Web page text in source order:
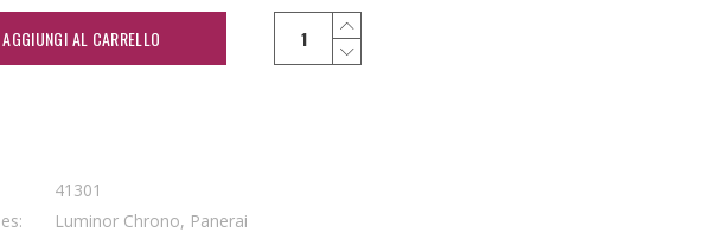
AGGIUNGI AL CARRELLO
41301
Luminor Chrono, Panerai